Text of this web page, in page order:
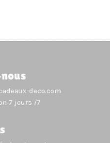
deco.com
7 jours /7